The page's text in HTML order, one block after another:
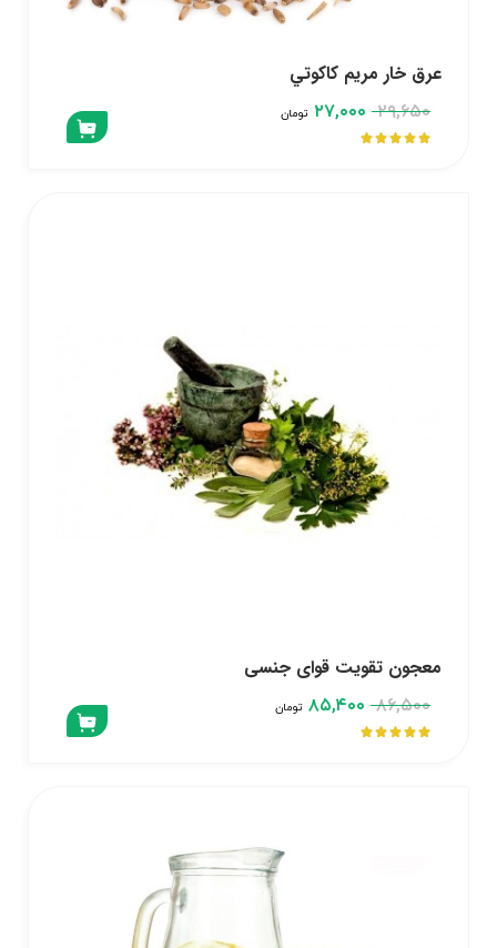
عرق خار مريم كاكوتي
۲۹,۶۵۰ ۲۷,۰۰۰ تومان





معجون تقویت قوای جنسی
۸۶,۵۰۰ ۸۵,۴۰۰ تومان




